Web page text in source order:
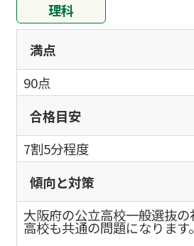
理科
満点
90点
合格目安
7割5分程度
傾向と対策
大阪府の公立高校一般選抜
高校も共通の問題になります。